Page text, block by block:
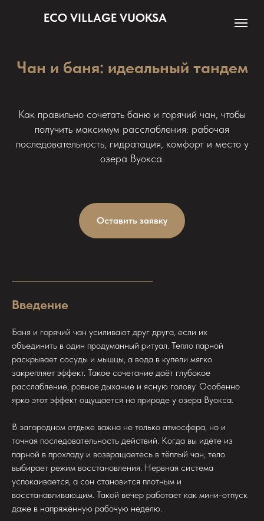
ECO VILLAGE VUOKSA
Чан и баня: идеальный тандем
Как правильно сочетать баню и горячий чан, чтобы
получить максимум расслабления: рабочая
последовательность, гидратация, комфорт и место у
озера Вуокса.
Оставить заявку
Введение
Баня и горячий чан усиливают друг друга, если их
объединить в один продуманный ритуал. Тепло парной
раскрывает сосуды и мышцы, а вода в купели мягко
закрепляет эффект. Такое сочетание даёт глубокое
расслабление, ровное дыхание и ясную голову. Особенно
ярко этот эффект ощущается на природе у озера Вуокса.
В загородном отдыхе важна не только атмосфера, но и
точная последовательность действий. Когда вы идёте из
парной в прохладу и возвращаетесь в тёплый чан, тело
выбирает режим восстановления. Нервная система
успокаивается, а сон становится плотным и
восстанавливающим. Такой вечер работает как мини-отпуск
даже в напряжённую рабочую неделю.